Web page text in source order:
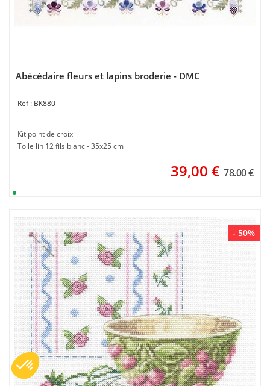
Abécédaire fleurs et lapins broderie - DMC
BK880
Kit point de croix
Toile lin 12 fils blanc - 35x25 cm
39,00 € 78.00 €
- 50%